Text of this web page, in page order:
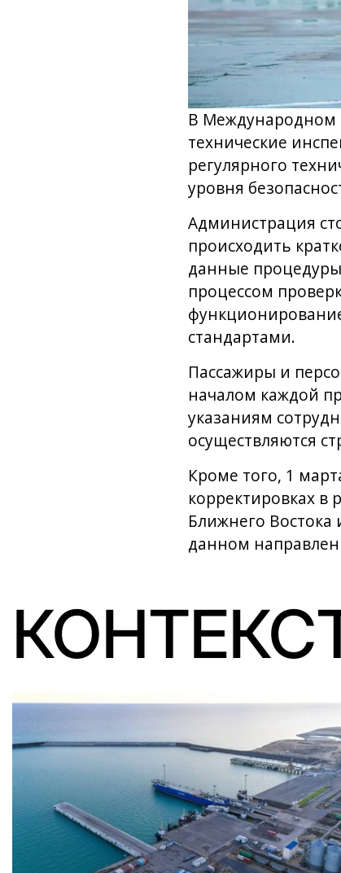
В Международном
технические
регулярного
уровня
Администрация
происходить
данные
процессом
стандартами.
Пассажиры и
началом каждой
указаниям
осуществляются
Кроме того, 1
корректировках
Ближнего Востока
данном